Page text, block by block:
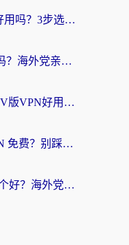
海外党必看：斧牛和飞鱼好用吗？3步选对回国加速器，无缝刷剧玩国服
穿梭和FlashBack归燕好用吗？海外党亲测3款热门回国加速器，教你选对不踩坑
海外看国内剧总卡？快帆TV版VPN好用吗？和快滚VPN对比哪个回国效果更好？
海外党必看：Windows VPN 免费？别踩坑！教你选对好用的国内加速器无缝回国
Malus好用吗？和六毫秒哪个好？海外党选回国加速器的避坑指南